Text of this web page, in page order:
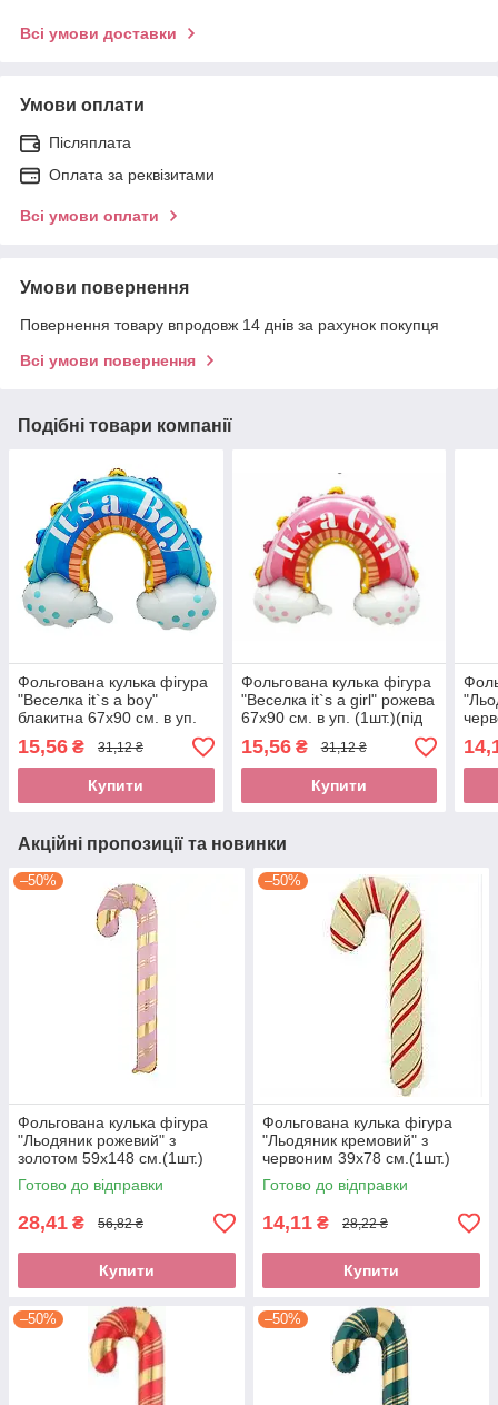
Всі умови доставки
Умови оплати
Післяплата
Оплата за реквізитами
Всі умови оплати
Умови повернення
Повернення товару впродовж 14 днів за рахунок покупця
Всі умови повернення
Подібні товари компанії
Фольгована кулька фігура
"Веселка it`s a boy"
блакитна 67х90 см. в уп.
(1шт.)(під повітря)
15,56 ₴ 31,12 ₴
Купити
Фольгована кулька фігура
"Веселка it`s a girl" рожева
67х90 см. в уп. (1шт.)(під
повітря)
15,56₴ 31,12 ₴
Купити
Акційні пропозиції та новинки
–50%
Фольгована кулька фігура
"Льодяник рожевий" з
золотом 59х148 см.(1шт.)
Готово до відправки
28,41 ₴ 56,82 ₴
Купити
–50%
Фольгована кулька фігура
"Льодяник кремовий" з
червоним 39х78 см.(1шт.)
Готово до відправки
14,11 ₴ 28,22 ₴
Купити
–50% –50%